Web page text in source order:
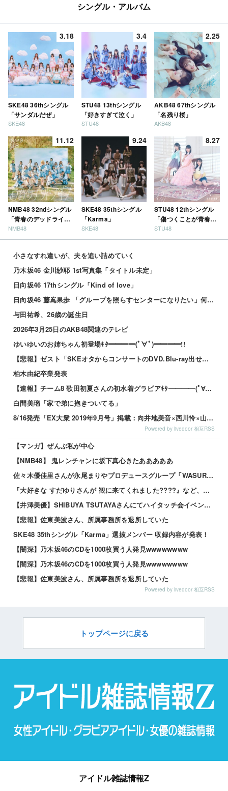
シングル・アルバム
3.18
SKE48 36thシングル
「サンダルだぜ」
SKE48
3.4
STU48 13thシングル
「好きすぎて泣く」
STU48
2.25
AKB48 67thシングル
「名残り桜」
AKB48
11.12
NMB48 32ndシングル
「青春のデッドライ
ン」
NMB48
9.24
SKE48 35thシングル
「Karma」
SKE48
8.27
STU48 12thシングル
「傷つくことが青春
だ」
STU48
小さなすれ違いが、夫を追い詰めていく
乃木坂46 金川紗耶 1st写真集「タイトル未定」
日向坂46 17thシングル「Kind of love」
日向坂46 藤嶌果歩 「グループを照らすセンターになりたい」何倍もキラキラしたかほりんが降臨【坂道の...
与田祐希、26歳の誕生日
2026年3月25日のAKB48関連のテレビ
ゆいゆいのお姉ちゃん初登場ｷﾀ━━━━(ﾟ∀ﾟ)━━━━!!
【悲報】ゼスト「SKEオタからコンサートのDVD.Blu-ray出せって言われたが2千かかるしペイで...
柏木由紀卒業発表
【速報】チーム8 歌田初夏さんの初水着グラビアｷﾀ━━━━(ﾟ∀ﾟ)━━━━!!
白間美瑠「家で弟に抱きついてる」
8/16発売「EX大衆 2019年9月号」掲載：向井地美音×西川怜×山内瑞葵（AKB48）、村瀬紗英...
Powered by livedoor 相互RSS
【マンガ】ぜんぶ私が中心
【NMB48】 鬼レンチャンに坂下真心きたあああああ
佐々木優佳里さんが永尾まりやプロデュースグループ「WASURENA」に加入発表！現在のグループと兼任...
『大好きな すだゆりさんが 観に来てくれました????』など、サマーツアー 2026年8月2日（日）...
【井澤美優】SHIBUYA TSUTAYAさんにてハイタッチ会イベントが開催されます
【悲報】佐東美波さん、所属事務所を退所していた
SKE48 35thシングル「Karma」選抜メンバー 収録内容が発表！
【闇深】乃木坂46のCDを1000枚買う人発見wwwwwwww
【闇深】乃木坂46のCDを1000枚買う人発見wwwwwwww
【悲報】佐東美波さん、所属事務所を退所していた
Powered by livedoor 相互RSS
トップページに戻る
アイドル雑誌情報Z